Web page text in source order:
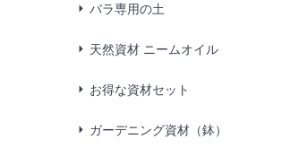
バラ専用の土
天然資材 ニームオイル
お得な資材セット
ガーデニング資材（鉢）